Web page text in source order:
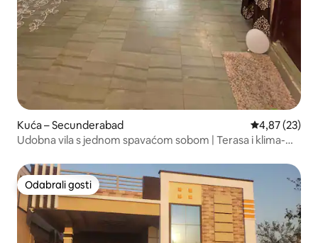
Kuća – Secunderabad Prosječna
4,87 (23)
Udobna vila s jednom spavaćom sobom | Terasa i klima-
Odabrali gosti
Odabrali gosti